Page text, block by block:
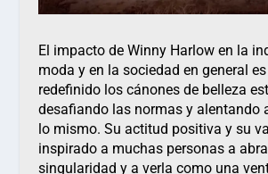
El impacto de Winny Harlow en la
moda y en la sociedad en general
redefinido los cánones de belleza
desafiando las normas y alentando
lo mismo. Su actitud positiva y su
inspirado a muchas personas a
singularidad y a verla como una